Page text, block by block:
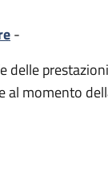
-
delle
al momento